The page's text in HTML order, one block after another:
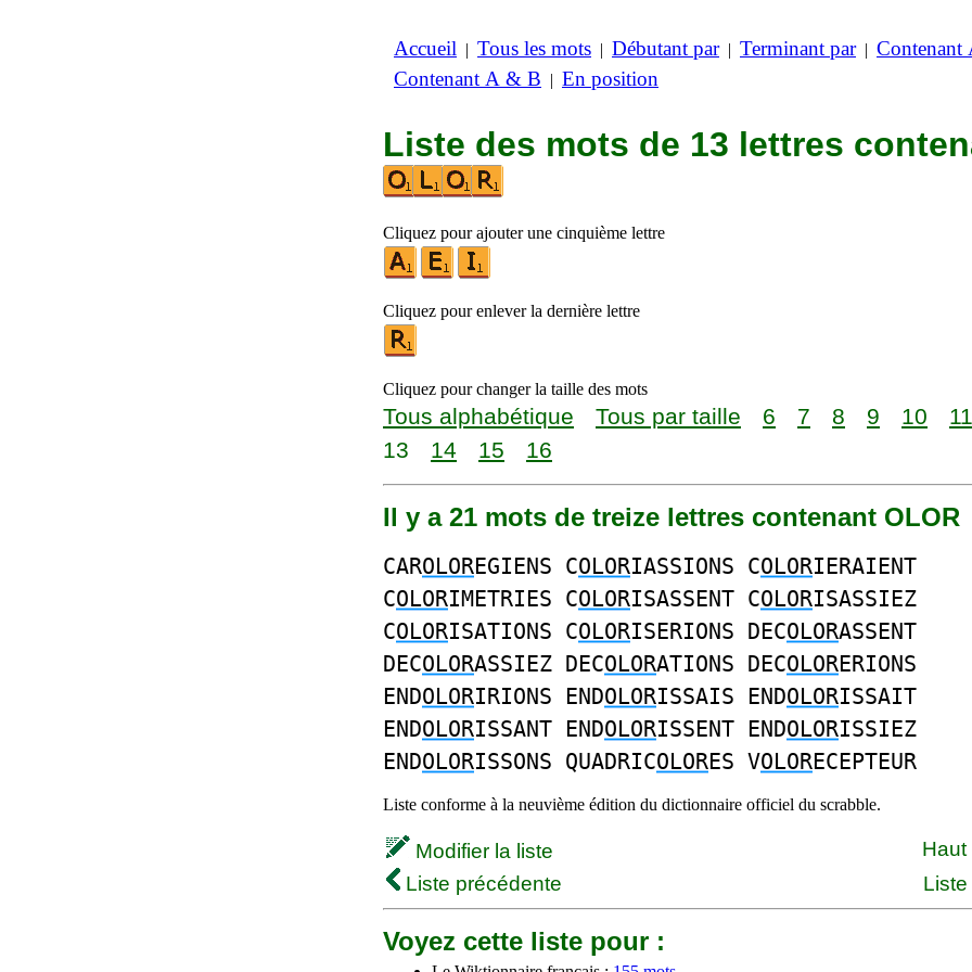
Accueil | Tous les mots | Débutant par| Terminant par| Contenant
Contenant A & B | En position
Liste des mots de 13 lettres
Cliquez pour ajouter une cinquième lettre
Cliquez pour enlever la dernière lettre
Cliquez pour changer la taille des mots
Tous alphabétique Tous par taille 6 7 8 9 10 11
13
14 15 16
Il y a 21 mots de treize lettres contenant OLOR
CAROLOREGIENS COLORIASSIONS COLORIERAIENT
COLORIMETRIES COLORISASSENT COLORISASSIEZ
COLORISATIONS COLORISERIONS DECOLORASSENT
DECOLORASSIEZ DECOLORATIONS DECOLORERIONS
ENDOLORIRIONS ENDOLORISSAIS ENDOLORISSAIT
ENDOLORISSANT ENDOLORISSENT ENDOLORISSIEZ
ENDOLORISSONS QUADRICOLORES VOLORECEPTEUR
Liste conforme à la neuvième édition du dictionnaire officiel du scrabble.
Modifier la liste
Haut
Liste précédente
Voyez cette liste pour :